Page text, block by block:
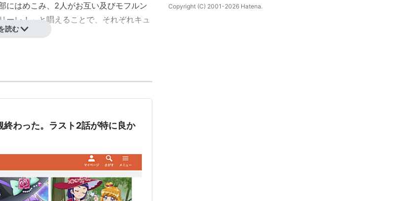
にはめこみ、2人がお互い及びモフルン
ーレ！」と唱えることで、それぞれキュ
読む
終わった。ラスト2話が特に良か
Copyright (C) 2001-2026 Hatena.